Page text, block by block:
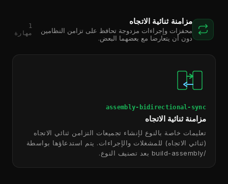
مزامنة ثنائية الاتجاه
محفزات وإجراءات مزدوجة تحافظ على تزامن النظامين
دون أن يتعارضا مع بعضهما البعض.
1
مهارة
assembly-bidirectional-sync
مزامنة ثنائية الاتجاه
تعليمات خاصة بالنوع لإنشاء تجميعات التزامن ثنائي الاتجاه
(ثنائي الاتجاه) للمشغلات والإجراءات. يتم استدعاؤها بواسطة
/build-assembly بعد تصنيف النوع.